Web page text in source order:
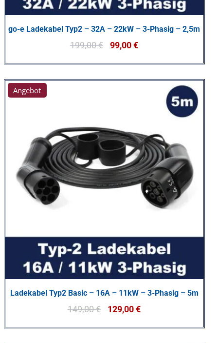
go-e Ladekabel Typ2 – 32A – 22kW – 3-Phasig – 2,5m
199,00€ 99,00€
Angebot
Ladekabel Typ2 Basic – 16A – 11kW – 3-Phasig – 5m
149,00€ 129,00€